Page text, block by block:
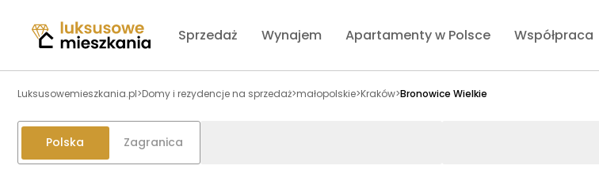
Sprzedaż Wynajem Apartamenty w Polsce Współpraca
Luksusowemieszkania.pl>Domy i rezydencje na sprzedaż>małopolskie>Kraków>Bronowice Wielkie
Polska Zagranica